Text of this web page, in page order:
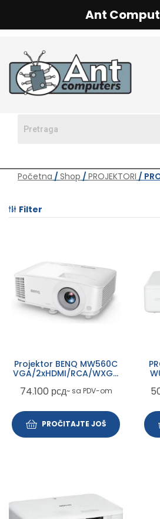
Početna / Shop / PROJEKTORI /
Filter
Projektor BENQ MW560C
VGA/2xHDMI/RCA/WXGA
74.100 рсд~ sa PDV-om
PROČITAJTE JOŠ
Ant